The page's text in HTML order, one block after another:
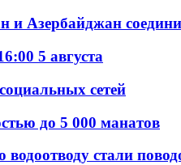
Азербайджан
5 августа
сетей
до 5 000 манатов
стали